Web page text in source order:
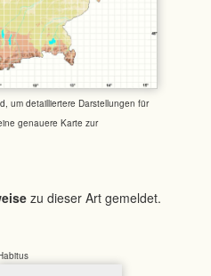
um detailliertere Darstellungen für
genauere Karte zur
zu dieser Art gemeldet.